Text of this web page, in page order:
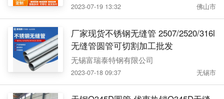
2023-07-19 13:32 佛山市
厂家现货不锈钢无缝管 2507/2520/316l
无缝管圆管可切割加工批发
无锡富瑞泰特钢有限公司
2023-07-18 09:37 无锡市